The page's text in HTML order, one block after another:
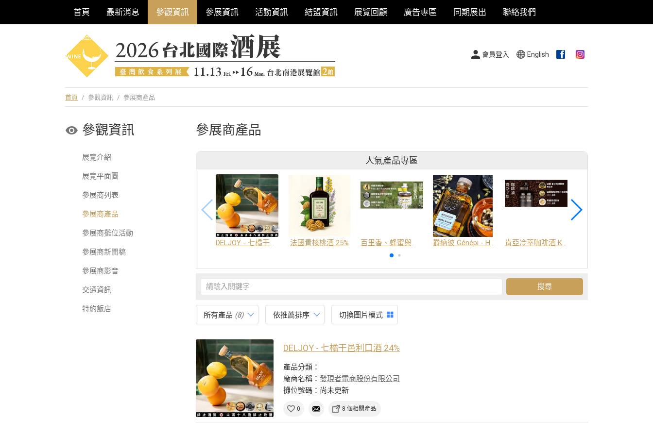
首頁 最新消息 參觀資訊 參展資訊 活動資訊 結盟資訊 展覽回顧 廣告專區 同期展出 聯絡我們
巡迴酒展系列
會員登入 English
首頁 / 參觀資訊 / 參展商產品
參觀資訊
展覽介紹
展覽平面圖
參展商列表
參展商產品
參展商攤位活動
參展商新聞稿
參展商影音
交通資訊
特約飯店
參展商產品
人氣產品專區
DELJOY - 七橘干邑利口酒 24% 法國青核桃酒 25% 百里香、蜂蜜與番紅花酒 爵納彼 Génépi - Hors d'Age (橡木桶陳釀) -阿爾卑斯山草本酒 肯亞冷萃咖啡酒 Kenya Coffee Brew
所有產品 (8) 依推薦排序 切換圖片模式
DELJOY - 七橘干邑利口酒 24%
產品分類：
廠商名稱：發現者電商股份有限公司
攤位號碼：尚未更新
0 8 個相關產品